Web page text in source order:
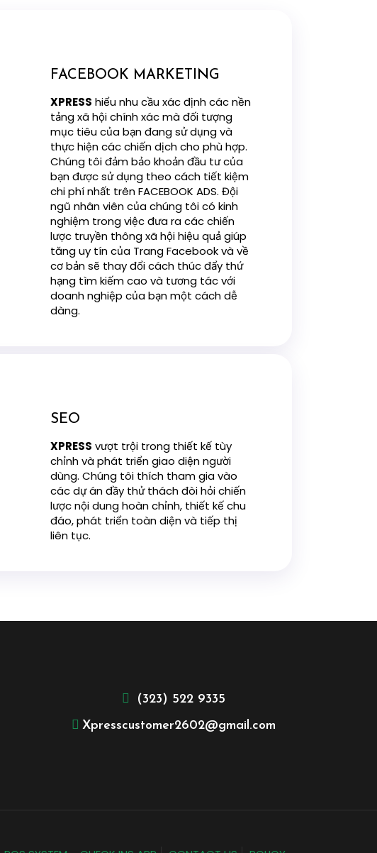
FACEBOOK MARKETING
XPRESS hiểu nhu cầu xác định các nền
tảng xã hội chính xác mà đối tượng
mục tiêu của bạn đang sử dụng và
thực hiện các chiến dịch cho phù hợp.
Chúng tôi đảm bảo khoản đầu tư của
bạn được sử dụng theo cách tiết kiệm
chi phí nhất trên FACEBOOK ADS. Đội
ngũ nhân viên của chúng tôi có kinh
nghiệm trong việc đưa ra các chiến
lược truyền thông xã hội hiệu quả giúp
tăng uy tín của Trang Facebook và về
cơ bản sẽ thay đổi cách thúc đẩy thứ
hạng tìm kiếm cao và tương tác với
doanh nghiệp của bạn một cách dễ
dàng.
SEO
XPRESS vượt trội trong thiết kế tùy
chỉnh và phát triển giao diện người
dùng. Chúng tôi thích tham gia vào
các dự án đầy thử thách đòi hỏi chiến
lược nội dung hoàn chỉnh, thiết kế chu
đáo, phát triển toàn diện và tiếp thị
liên tục.
(323) 522 9335
Xpresscustomer2602@gmail.com